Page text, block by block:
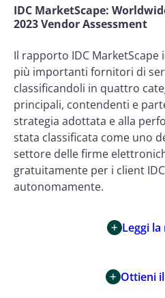
IDC MarketScape:
2023 Vendor Assessment
Il rapporto IDC MarketScape
più importanti fornitori di
classificandoli in quattro
principali, contendenti e
strategia adottata e alla
stata classificata come uno
settore delle firme
gratuitamente per i client
autonomamente.
Leggi
Ottieni